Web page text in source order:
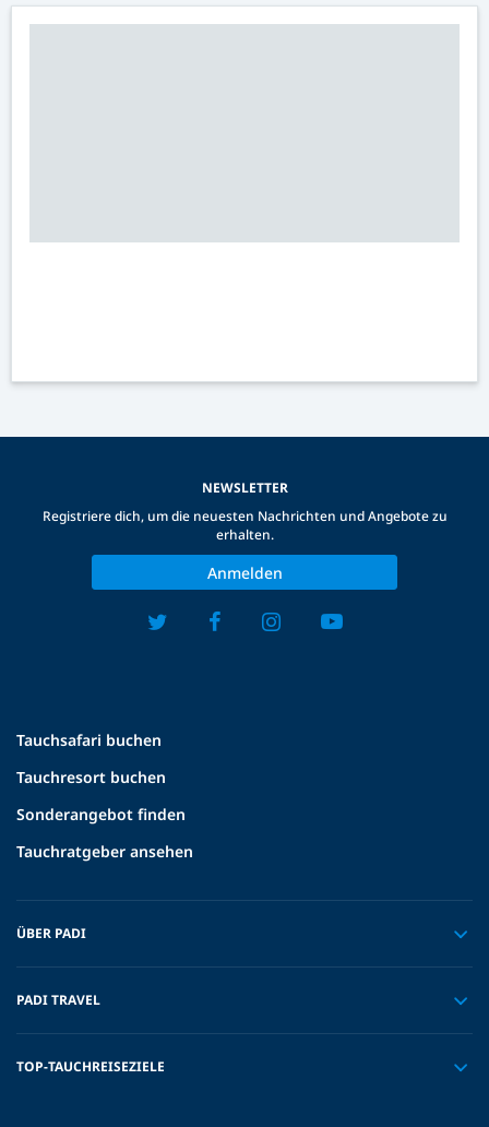
Tauchsafari buchen
Tauchresort buchen
Sonderangebot finden
Tauchratgeber ansehen
ÜBER PADI
PADI TRAVEL
TOP-TAUCHREISEZIELE
NEWSLETTER
Registriere dich, um die neuesten Nachrichten und Angebote zu
erhalten.
Anmelden